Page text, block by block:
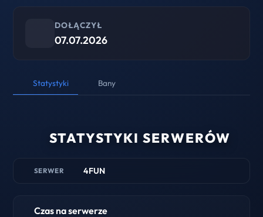
DOŁĄCZYŁ
07.07.2026
Statystyki Bany
STATYSTYKI SERWERÓW
SERWER 4FUN
Czas na serwerze